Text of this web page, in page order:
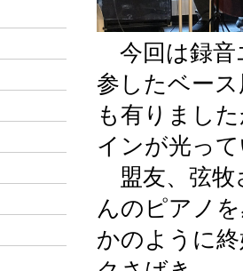
今回は録音
参したベー
も有りまし
インが光っ
盟友、弦牧
んのピアノ
かのように